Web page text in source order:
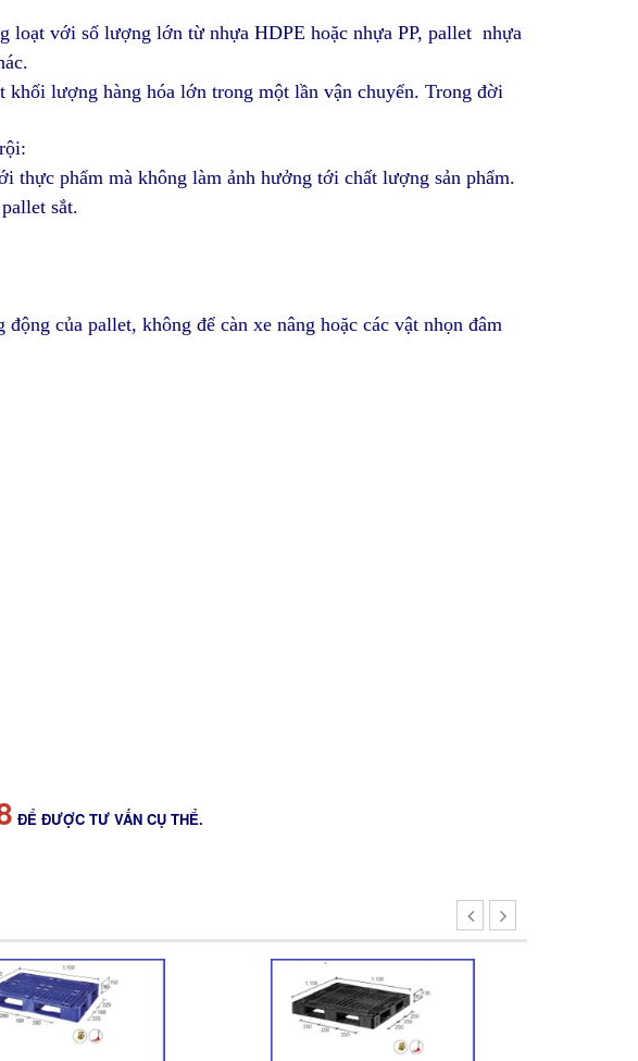
loạt với số lượng lớn từ nhựa HDPE hoặc nhựa PP, pallet nhựa
khối lượng hàng hóa lớn trong một lần vận chuyển. Trong đời
thực phẩm mà không làm ảnh hưởng tới chất lượng sản phẩm.
sắt.
động của pallet, không để càn xe nâng hoặc các vật nhọn đâm
ĐỂ ĐƯỢC TƯ VẤN CỤ THỂ.